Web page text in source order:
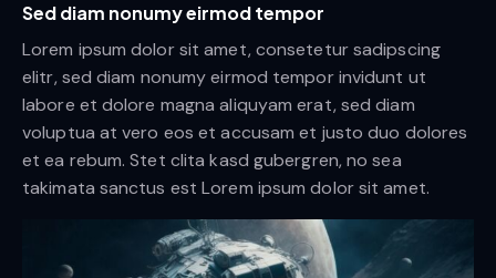
Sed diam nonumy eirmod tempor
Lorem ipsum dolor sit amet, consetetur sadipscing
elitr, sed diam nonumy eirmod tempor invidunt ut
labore et dolore magna aliquyam erat, sed diam
voluptua at vero eos et accusam et justo duo dolores
et ea rebum. Stet clita kasd gubergren, no sea
takimata sanctus est Lorem ipsum dolor sit amet.